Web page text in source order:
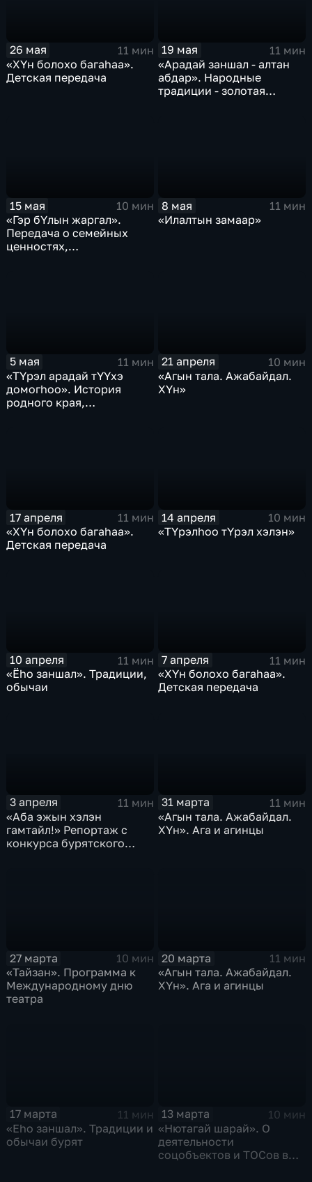
26 мая
11 мин
«ХYн болохо багаhаа».
Детская передача
19 мая
11 мин
«Арадай заншал - алтан
абдар». Народные
традиции - золотая
15 мая
10 мин
«Гэр бYлын жаргал».
Передача о семейных
ценностях,
8 мая
11 мин
«Илалтын замаар»
5 мая
11 мин
«ТYрэл арадай тYYхэ
домогhоо». История
родного края,
21 апреля
10 мин
«Агын тала. Ажабайдал.
ХYн»
17 апреля
11 мин
«ХYн болохо багаhаа».
Детская передача
14 апреля
10 мин
«ТYрэлhоо тYрэл хэлэн»
10 апреля
11 мин
«Ёhо заншал». Традиции,
обычаи
7 апреля
11 мин
«ХYн болохо багаhаа».
Детская передача
3 апреля
11 мин
«Аба эжын хэлэн
гамтайл!» Репортаж с
конкурса бурятского
31 марта
11 мин
«Агын тала. Ажабайдал.
ХYн». Ага и агинцы
27 марта
10 мин
«Тайзан». Программа к
Международному дню
театра
20 марта
11 мин
«Агын тала. Ажабайдал.
ХYн». Ага и агинцы
17 марта
11 мин
«Еhо заншал». Традиции и
обычаи бурят
13 марта
10 мин
«Нютагай шарай». О
деятельности
соцобъектов и ТОСов в